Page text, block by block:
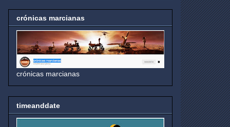
crónicas marcianas
crónicas marcianas
timeanddate